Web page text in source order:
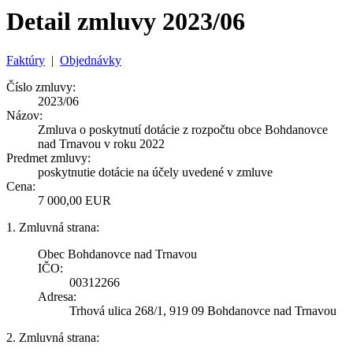
Detail zmluvy 2023/06
Faktúry | Objednávky
Číslo zmluvy:
2023/06
Názov:
Zmluva o poskytnutí dotácie z rozpočtu obce Bohdanovce
nad Trnavou v roku 2022
Predmet zmluvy:
poskytnutie dotácie na účely uvedené v zmluve
Cena:
7 000,00 EUR
1. Zmluvná strana:
Obec Bohdanovce nad Trnavou
IČO:
00312266
Adresa:
Trhová ulica 268/1, 919 09 Bohdanovce nad Trnavou
2. Zmluvná strana: